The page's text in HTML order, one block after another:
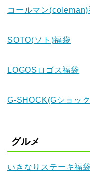
コールマン(coleman)
SOTO(ソト)福袋
LOGOSロゴス福袋
G-SHOCK(Gショッ
グルメ
いきなりステーキ福袋